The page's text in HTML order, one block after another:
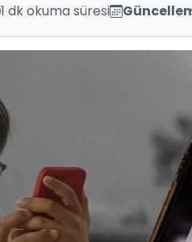
1 dk okuma süresi